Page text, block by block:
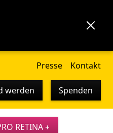
Presse Kontakt
werden Spenden
RETINA +